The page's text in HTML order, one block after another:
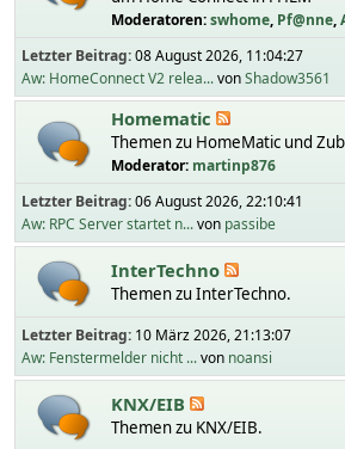
Moderatoren:swhome, Pf@nne,
Letzter Beitrag:08 August 2026, 11:04:27
Aw: HomeConnect V2 relea...vonShadow3561
Homematic
Themen zu HomeMatic und
Moderator: martinp876
Letzter Beitrag:06 August 2026, 22:10:41
Aw: RPC Server startet n...von passibe
InterTechno
Themen zu InterTechno.
Letzter Beitrag: 10 März 2026, 21:13:07
Aw: Fenstermelder nicht ...von noansi
KNX/EIB
Themen zu KNX/EIB.